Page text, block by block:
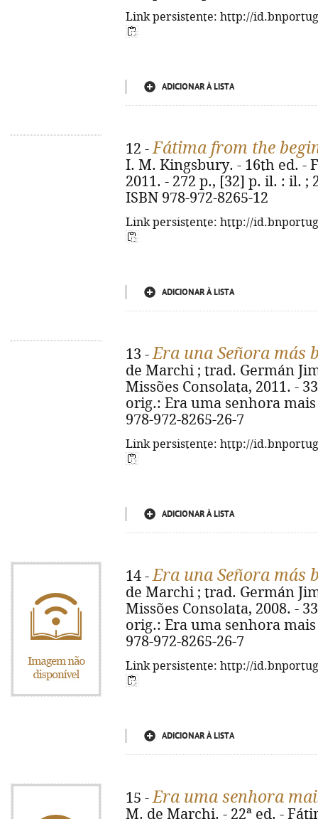
Link persistente: http://
ADICIONAR À LISTA
12 -Fátima from the
I. M. Kingsbury. - 16th ed. -
2011. - 272 p., [32] p. il. : il.
ISBN 978-972-8265-12
Link persistente: http://
ADICIONAR À LISTA
13 -Era una Señora más
de Marchi ; trad. Germán
Missões Consolata, 2011. -
orig.: Era uma senhora
978-972-8265-26-7
Link persistente: http://
ADICIONAR À LISTA
14 -Era una Señora más
de Marchi ; trad. Germán
Missões Consolata, 2008. -
orig.: Era uma senhora
978-972-8265-26-7
Link persistente: http://
ADICIONAR À LISTA
15 -Era uma senhora
M. de Marchi. - 22ª ed. -